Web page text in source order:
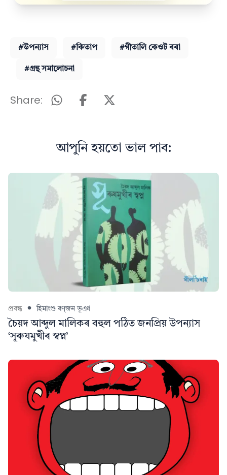
#উপন্যাস #কিতাপ #গীতালি কেওট বৰা
#গ্ৰন্থ সমালোচনা
Share:
আপুনি হয়তো ভাল পাব:
প্ৰবন্ধ হিমাংশু ৰণ্‌জন ভূঞা
চৈয়দ আব্দুল মালিকৰ বহুল পঠিত জনপ্ৰিয় উপন্যাস
‘সূৰুযমুখীৰ স্বপ্ন’